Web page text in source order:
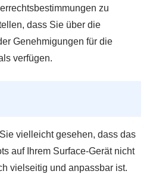
zu
dass Sie über die
Genehmigungen für die
verfügen.
vielleicht gesehen, dass das
auf Ihrem Surface-Gerät nicht
vielseitig und anpassbar ist.